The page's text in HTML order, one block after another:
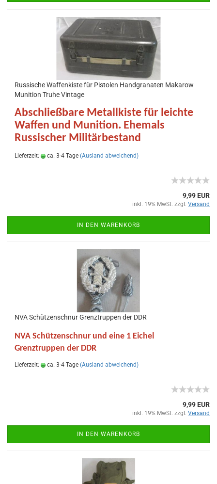
Russische Waffenkiste für Pistolen Handgranaten Makarow
Munition Truhe Vintage
Abschließbare Metallkiste für leichte
Waffen und Munition. Ehemals
Russischer Militärbestand
Lieferzeit: ca. 3-4 Tage (Ausland abweichend)
9,99 EUR
inkl. 19% MwSt. zzgl. Versand
IN DEN WARENKORB
NVA Schützenschnur Grenztruppen der DDR
NVA Schützenschnur und eine 1 Eichel
Grenztruppen der DDR
Lieferzeit: ca. 3-4 Tage (Ausland abweichend)
9,99 EUR
inkl. 19% MwSt. zzgl. Versand
IN DEN WARENKORB